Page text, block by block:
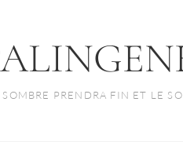
PRENDRA FIN ET LE